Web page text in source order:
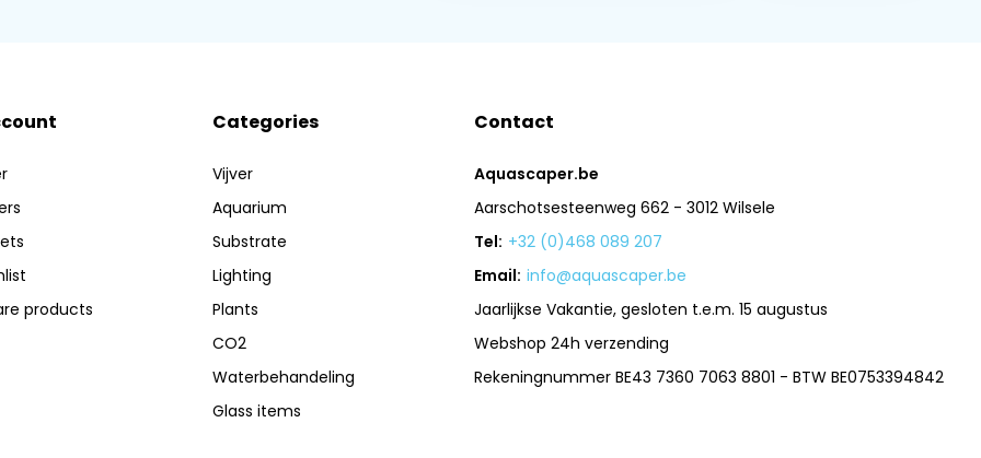
products
Categories
Vijver
Aquarium
Substrate
Lighting
Plants
CO2
Waterbehandeling
Glass items
Contact
Aquascaper.be
Aarschotsesteenweg 662 - 3012 Wilsele
Tel: +32 (0)468 089 207
Email: info@aquascaper.be
Jaarlijkse Vakantie, gesloten t.e.m. 15 augustus
Webshop 24h verzending
Rekeningnummer BE43 7360 7063 8801 - BTW BE0753394842